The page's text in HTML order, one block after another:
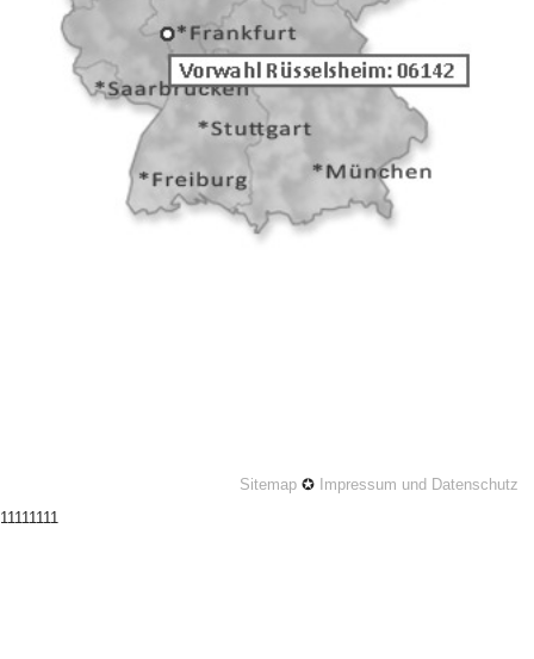
Sitemap ✪ Impressum und Datenschutz
11111111